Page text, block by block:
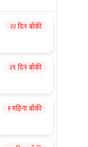
२२ दिन बाँकी
२९ दिन बाँकी
१ महिना बाँकी